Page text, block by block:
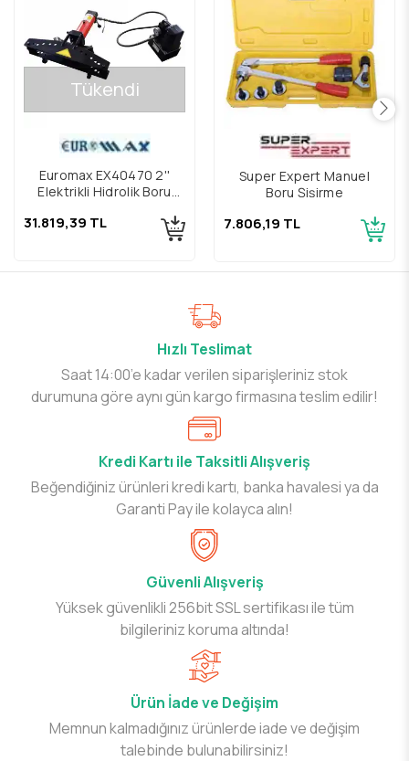
Tükendi
Euromax EX40470 2''
Elektrikli Hidrolik Boru
31.819,39 TL
Super Expert Manuel
Boru Şişirme
7.806,19 TL
Hızlı Teslimat
Saat 14:00’e kadar verilen siparişleriniz stok
durumuna göre aynı gün kargo firmasına teslim edilir!
Kredi Kartı ile Taksitli Alışveriş
Beğendiğiniz ürünleri kredi kartı, banka havalesi ya da
Garanti Pay ile kolayca alın!
Güvenli Alışveriş
Yüksek güvenlikli 256bit SSL sertifikası ile tüm
bilgileriniz koruma altında!
Ürün İade ve Değişim
Memnun kalmadığınız ürünlerde iade ve değişim
talebinde bulunabilirsiniz!